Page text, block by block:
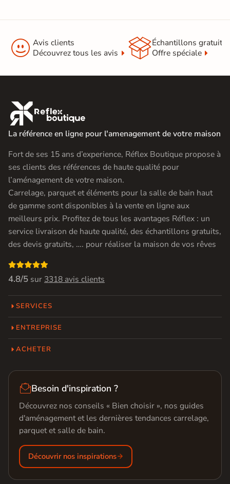
 Avis clients
Découvrez tous les avis
Échantillons gratuit
Offre spéciale

La référence en ligne pour l'amenagement de votre maison
Fort de ses 15 ans d’experience, Réflex Boutique propose à
ses clients des références de haute qualité pour
l’aménagement de votre maison.
Carrelage, parquet et éléments pour la salle de bain haut
de gamme sont disponibles à la vente en ligne aux
meilleurs prix. Profitez de tous les avantages Réflex : un
service livraison de haute qualité, des échantillons gratuits,
des devis gratuits, …. pour réaliser la maison de vos rêves

4.8/5 sur 3318 avis clients
SERVICES
ENTREPRISE
ACHETER
Besoin d'inspiration ?
Découvrez nos conseils « Bien choisir », nos guides
d'aménagement et les dernières tendances carrelage,
parquet et salle de bain.
Découvrir nos inspirations